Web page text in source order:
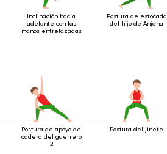
Inclinación hacia
adelante con las
manos entrelazadas
Postura de estocada
del hijo de Anjana
Postura de apoyo de
cadera del guerrero
2
Postura del jinete